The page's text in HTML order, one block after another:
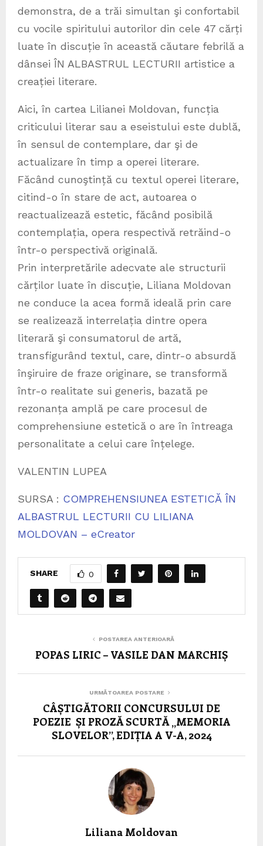
demonstra, de a trăi simultan şi confortabil
cu vocile spiritului autorilor din cele 47 cărți
luate în discuție în această căutare febrilă a
dânsei ÎN ALBASTRUL LECTURII artistice a
creației literare.
Aici, în cartea Lilianei Moldovan, funcția
criticului literar sau a eseistului este dublă,
în sensul de contemplare, dar şi de
actualizare în timp a operei literare.
Făcând cunoştință cu textul operei literare,
citind-o în stare de act, autoarea o
reactualizează estetic, făcând posibilă
contemplația, opera respectivă retrăind-o
într-o perspectivă originală.
Prin interpretările adecvate ale structurii
cărților luate în discuție, Liliana Moldovan
ne conduce la acea formă ideală prin care
se realizează interrelația dintre opera
literară şi consumatorul de artă,
transfigurând textul, care, dintr-o absurdă
înşiruire de fraze originare, se transformă
într-o realitate sui generis, bazată pe
rezonanța amplă pe care procesul de
comprehensiune estetică o are în întreaga
personalitate a celui care înțelege.
VALENTIN LUPEA
SURSA : COMPREHENSIUNEA ESTETICĂ ÎN
ALBASTRUL LECTURII CU LILIANA
MOLDOVAN – eCreator
SHARE 0
POSTAREA ANTERIOARĂ
POPAS LIRIC – VASILE DAN MARCHIȘ
URMĂTOAREA POSTARE
CÂȘTIGĂTORII CONCURSULUI DE
POEZIE ȘI PROZĂ SCURTĂ „MEMORIA
SLOVELOR”, EDIȚIA A V-A, 2024
Liliana Moldovan